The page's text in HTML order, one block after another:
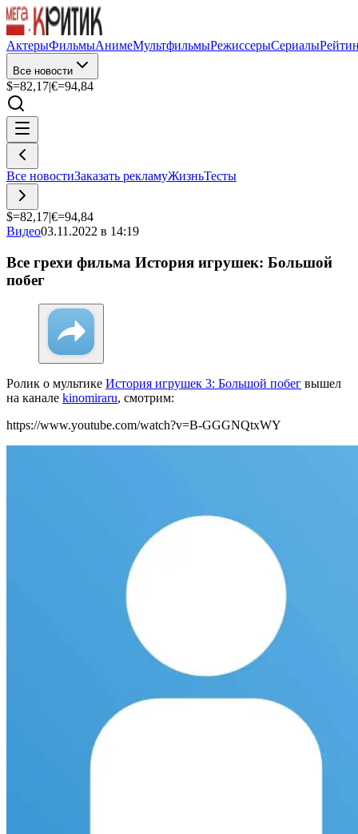
АктерыФильмыАнимеМультфильмыРежиссерыСериалы
Все новости
$=82,17|€=94,84
Все новостиЗаказать рекламуЖизньТесты
$=82,17|€=94,84
Видео03.11.2022 в 14:19
Все грехи фильма История игрушек: Большой
побег
Ролик о мультике История игрушек 3: Большой побег вышел
на канале kinomiraru, смотрим:
https://www.youtube.com/watch?v=B-GGGNQtxWY